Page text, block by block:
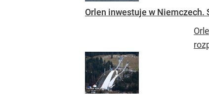
Orlen inwestuje w Niemczech.